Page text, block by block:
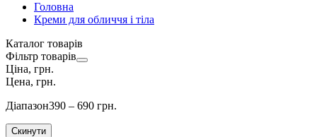
Головна
Креми для обличчя і тіла
Каталог товарів
Фільтр товарів
Ціна, грн.
Цена, грн.
Діапазон390 – 690 грн.
Скинути